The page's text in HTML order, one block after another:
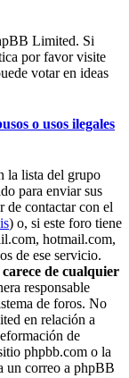
Limited. Si
por favor visite
votar en ideas
o usos ilegales
la lista del grupo
para enviar sus
de contactar con el
) o, si este foro tiene
hotmail.com,
de ese servicio.
carece de cualquier
responsable
de foros. No
en relación a
de
phpbb.com o la
un correo a phpBB